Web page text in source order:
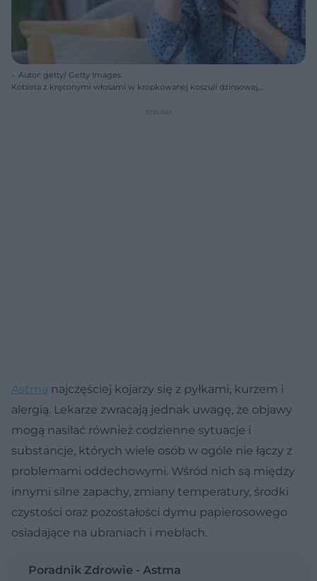
Autor: getty/ Getty Images
Kobieta z kręconymi włosami w kropkowanej koszuli dżinsowej,
dłonią na klatce piersiowej, w pomieszczeniu z regałem i rośliną.
Astma najczęściej kojarzy się z pyłkami, kurzem i
alergią. Lekarze zwracają jednak uwagę, że objawy
mogą nasilać również codzienne sytuacje i
substancje, których wiele osób w ogóle nie łączy z
problemami oddechowymi. Wśród nich są między
innymi silne zapachy, zmiany temperatury, środki
czystości oraz pozostałości dymu papierosowego
osiadające na ubraniach i meblach.
Poradnik Zdrowie - Astma